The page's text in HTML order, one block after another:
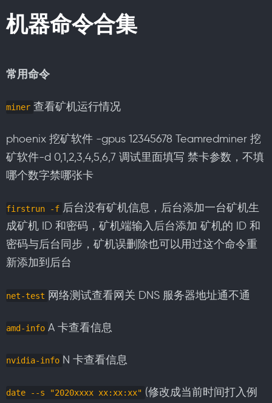
机器命令合集
常用命令
miner 查看矿机运行情况
phoenix 挖矿软件 -gpus 12345678 Teamredminer 挖
矿软件-d 0,1,2,3,4,5,6,7 调试里面填写 禁卡参数，不填
哪个数字禁哪张卡
firstrun -f 后台没有矿机信息，后台添加一台矿机生
成矿机 ID 和密码，矿机端输入后台添加 矿机的 ID 和
密码与后台同步，矿机误删除也可以用过这个命令重
新添加到后台
net-test 网络测试查看网关 DNS 服务器地址通不通
amd-info A 卡查看信息
nvidia-info N 卡查看信息
date --s "2020xxxx xx:xx:xx" (修改成当前时间打入例